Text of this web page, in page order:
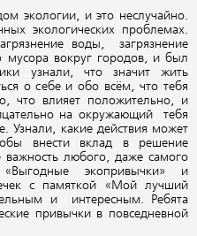
экологии, и это неслучайно.
экологических проблемах.
воды, загрязнение
мусора вокруг городов, и был
узнали, что значит жить
о себе и обо всём, что тебя
что влияет положительно, и
на окружающий тебя
Узнали, какие действия может
внести вклад в решение
важность любого, даже самого
экопривычки» и
с памяткой «Мой лучший
и интересным. Ребята
привычки в повседневной